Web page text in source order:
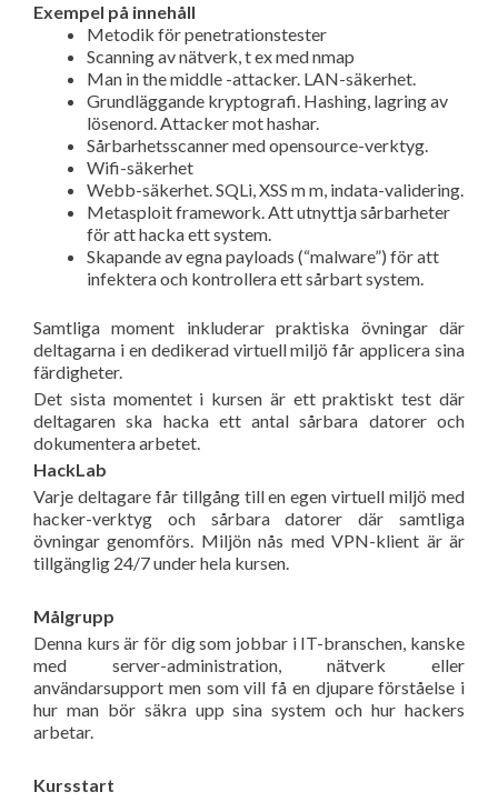
Exempel på innehåll
Metodik för penetrationstester
Scanning av nätverk, t ex med nmap
Man in the middle -attacker. LAN-säkerhet.
Grundläggande kryptografi. Hashing, lagring av
lösenord. Attacker mot hashar.
Sårbarhetsscanner med opensource-verktyg.
Wifi-säkerhet
Webb-säkerhet. SQLi, XSS m m, indata-validering.
Metasploit framework. Att utnyttja sårbarheter
för att hacka ett system.
Skapande av egna payloads (“malware”) för att
infektera och kontrollera ett sårbart system.
Samtliga moment inkluderar praktiska övningar där
deltagarna i en dedikerad virtuell miljö får applicera sina
färdigheter.
Det sista momentet i kursen är ett praktiskt test där
deltagaren ska hacka ett antal sårbara datorer och
dokumentera arbetet.
HackLab
Varje deltagare får tillgång till en egen virtuell miljö med
hacker-verktyg och sårbara datorer där samtliga
övningar genomförs. Miljön nås med VPN-klient är är
tillgänglig 24/7 under hela kursen.
Målgrupp
Denna kurs är för dig som jobbar i IT-branschen, kanske
med server-administration, nätverk eller
användarsupport men som vill få en djupare förståelse i
hur man bör säkra upp sina system och hur hackers
arbetar.
Kursstart